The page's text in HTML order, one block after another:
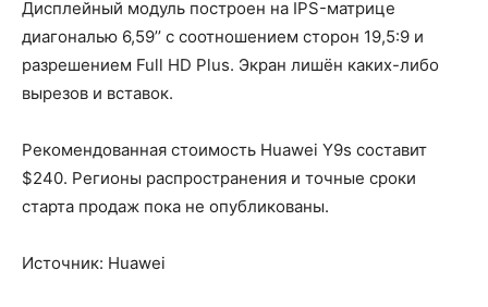
Дисплейный модуль построен на IPS-матрице
диагональю 6,59’’ с соотношением сторон 19,5:9 и
разрешением Full HD Plus. Экран лишён каких-либо
вырезов и вставок.
Рекомендованная стоимость Huawei Y9s составит
$240. Регионы распространения и точные сроки
старта продаж пока не опубликованы.
Источник: Huawei